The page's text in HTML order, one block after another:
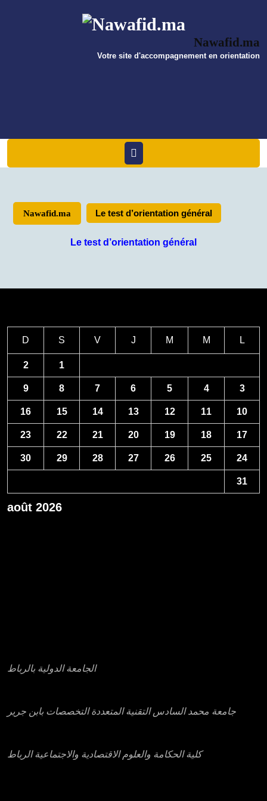
Nawafid.ma
Votre site d'accompagnement en orientation
Nawafid.ma Le test d’orientation général
Le test d’orientation général
août 2026
L
M
M
J
V
S
D
1
2
3
4
5
6
7
8
9
10
11
12
13
14
15
16
17
18
19
20
21
22
23
24
25
26
27
28
29
30
31
الجامعة الدولية بالرباط
جامعة محمد السادس التقنية المتعددة التخصصات بابن جرير
كلية الحكامة والعلوم الاقتصادية والاجتماعية الرباط